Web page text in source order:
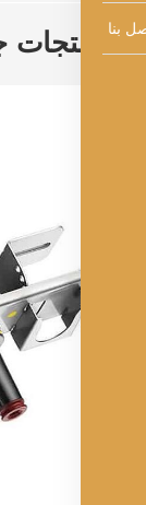
جديدة